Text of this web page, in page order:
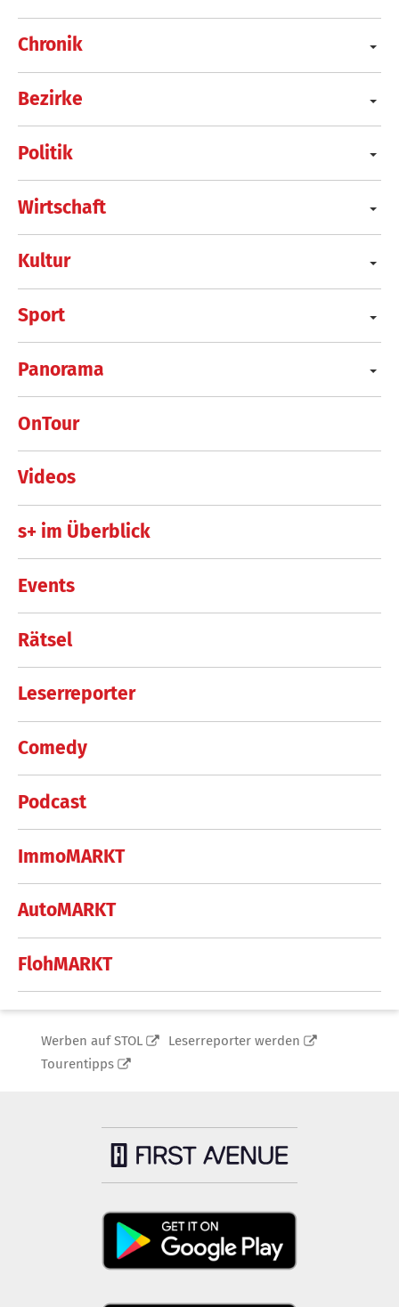
Chronik
Bezirke
Politik
Wirtschaft
Kultur
Sport
Panorama
OnTour
Videos
s+ im Überblick
Events
Rätsel
Leserreporter
Comedy
Podcast
ImmoMARKT
AutoMARKT
FlohMARKT
Werben auf STOL
Leserreporter werden
Tourentipps